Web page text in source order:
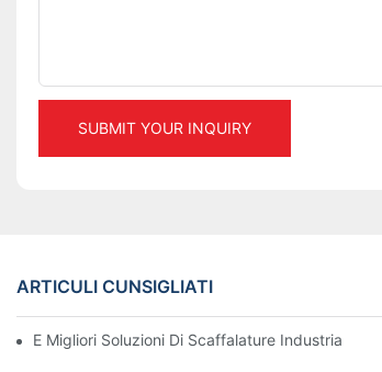
SUBMIT YOUR INQUIRY
ARTICULI CUNSIGLIATI
E Migliori Soluzioni Di Scaffalature Industriali